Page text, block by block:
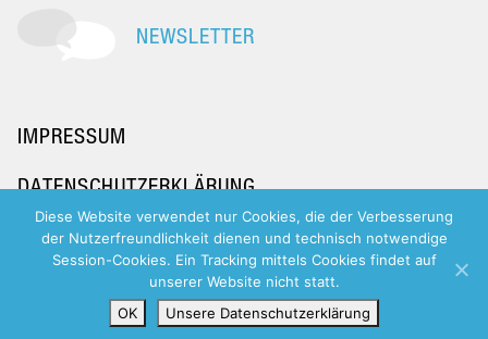
NEWSLETTER
IMPRESSUM
DATENSCHUTZERKLÄRUNG
Diese Website verwendet nur Cookies, die der Verbesserung
der Nutzerfreundlichkeit dienen und technisch notwendige
Session-Cookies. Ein Tracking mittels Cookies findet auf
unserer Website nicht statt.
OK
Unsere Datenschutzerklärung